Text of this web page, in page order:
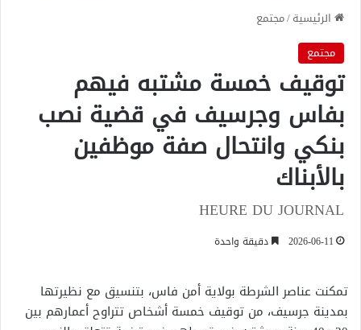
الرئيسية/مجتمع
مجتمع
توقيف خمسة مشتبه فيهم
بفاس وجرسيف في قضية نصب
بنكي وانتحال صفة موظفين
بالأبناك
HEURE DU JOURNAL
2026-06-11 دقيقة واحدة
تمكنت عناصر الشرطة بولاية أمن فاس، بتنسيق مع نظيرتها
بمدينة جرسيف، من توقيف خمسة أشخاص تتراوح أعمارهم بين